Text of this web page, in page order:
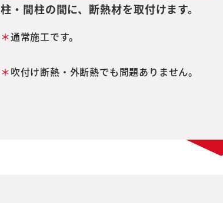
柱・間柱の間に、断熱材を取付けます。
＊通常施工です。
＊吹付け断熱・外断熱でも問題ありません。